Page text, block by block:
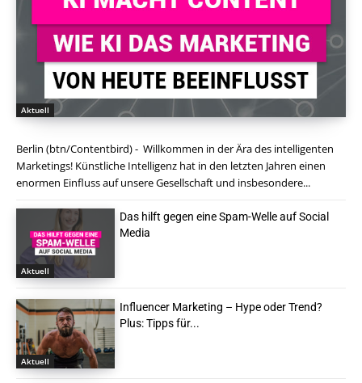
Aktuell
Berlin (btn/Contentbird) - Willkommen in der Ära des intelligenten
Marketings! Künstliche Intelligenz hat in den letzten Jahren einen
enormen Einfluss auf unsere Gesellschaft und insbesondere...
Aktuell
Das hilft gegen eine Spam-Welle auf Social
Media
Aktuell
Influencer Marketing – Hype oder Trend?
Plus: Tipps für...